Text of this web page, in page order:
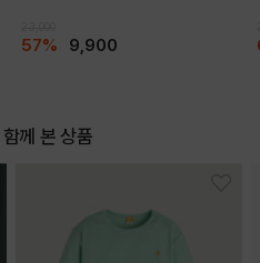
57% 9,900
께 본 상품